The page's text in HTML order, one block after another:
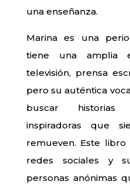
una enseñanza.
Marina es una
tiene una amplia
televisión, prensa
pero su auténtica
buscar historias
inspiradoras que
remueven. Este
redes sociales y
personas anónimas